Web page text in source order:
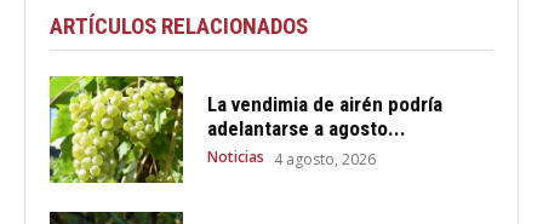
ARTÍCULOS RELACIONADOS
La vendimia de airén podría
adelantarse a agosto...
Noticias 4 agosto, 2026